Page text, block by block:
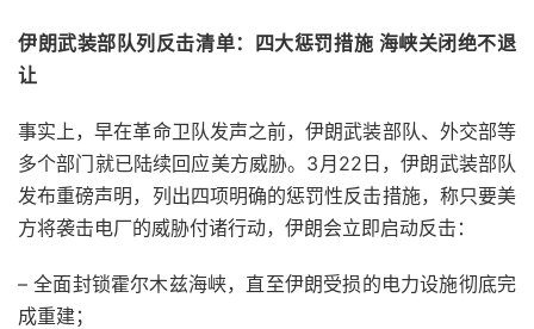
伊朗武装部队列反击清单：四大惩罚措施 海峡关闭绝不退
让
事实上，早在革命卫队发声之前，伊朗武装部队、外交部等
多个部门就已陆续回应美方威胁。3月22日，伊朗武装部队
发布重磅声明，列出四项明确的惩罚性反击措施，称只要美
方将袭击电厂的威胁付诸行动，伊朗会立即启动反击：
– 全面封锁霍尔木兹海峡，直至伊朗受损的电力设施彻底完
成重建；